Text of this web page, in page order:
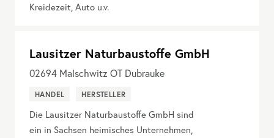
Kreidezeit, Auto u.v.
Lausitzer Naturbaustoffe GmbH
02694 Malschwitz OT Dubrauke
HANDEL HERSTELLER
Die Lausitzer Naturbaustoffe GmbH sind
ein in Sachsen heimisches Unternehmen,